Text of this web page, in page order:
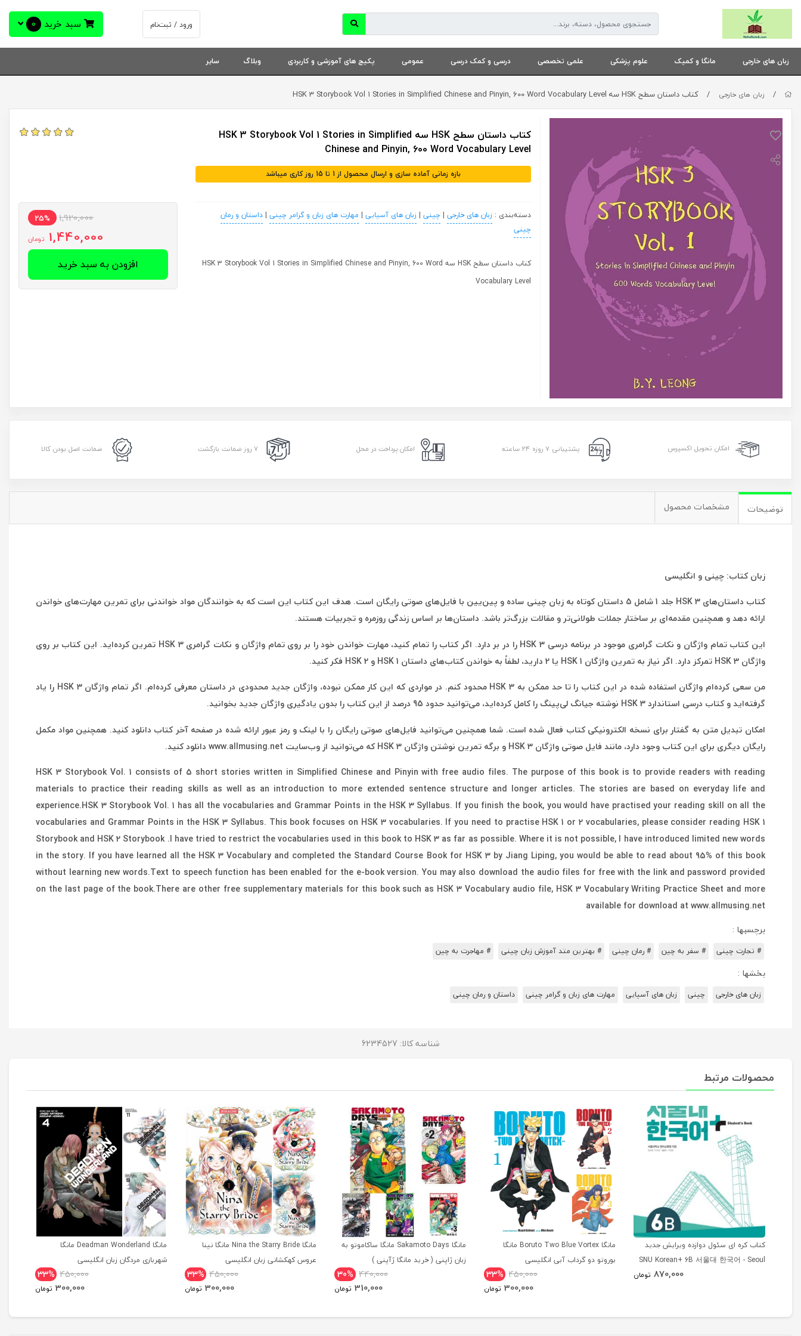
ورود / ثبت‌نام سبد خرید 0
زبان های خارجی مانگا و کمیک علوم پزشکی علمی تخصصی درسی و کمک درسی عمومی پکیج های آموزشی و کاربردی وبلاگ سایر
/ زبان های خارجی / کتاب داستان سطح HSK سه HSK 3 Storybook Vol 1 Stories in Simplified Chinese and Pinyin, 600 Word Vocabulary Level
کتاب داستان سطح HSK سه HSK 3 Storybook Vol 1 Stories in Simplified
Chinese and Pinyin, 600 Word Vocabulary Level
بازه زمانی آماده سازی و ارسال محصول از 1 تا 15 روز کاری میباشد
دسته‌بندی : زبان های خارجی | چینی | زبان های آسیایی | مهارت های زبان و گرامر چینی |داستان و رمان
چینی
کتاب داستان سطح HSK سه HSK 3 Storybook Vol 1 Stories in Simplified Chinese and Pinyin, 600 Word
Vocabulary Level
1,920,000
25%
1,440,000 تومان
افزودن به سبد خرید
امکان تحویل اکسپرس پشتیبانی ۷ روزه ۲۴ ساعته امکان پرداخت در محل ۷ روز ضمانت بازگشت ضمانت اصل بودن کالا
توضیحات مشخصات محصول
زبان کتاب: چینی و انگلیسی
کتاب داستان‌های HSK 3 جلد 1 شامل 5 داستان کوتاه به زبان چینی ساده و پین‌یین با فایل‌های صوتی رایگان است. هدف این کتاب این است که به خوانندگان مواد خواندنی برای تمرین مهارت‌های خواندن
ارائه دهد و همچنین مقدمه‌ای بر ساختار جملات طولانی‌تر و مقالات بزرگ‌تر باشد. داستان‌ها بر اساس زندگی روزمره و تجربیات هستند.
این کتاب تمام واژگان و نکات گرامری موجود در برنامه درسی HSK 3 را در بر دارد. اگر کتاب را تمام کنید، مهارت خواندن خود را بر روی تمام واژگان و نکات گرامری HSK 3 تمرین کرده‌اید. این کتاب بر روی
واژگان HSK 3 تمرکز دارد. اگر نیاز به تمرین واژگان HSK 1 یا 2 دارید، لطفاً به خواندن کتاب‌های داستان HSK 1 و HSK 2 فکر کنید.
من سعی کرده‌ام واژگان استفاده شده در این کتاب را تا حد ممکن به HSK 3 محدود کنم. در مواردی که این کار ممکن نبوده، واژگان جدید محدودی در داستان معرفی کرده‌ام. اگر تمام واژگان HSK 3 را یاد
گرفته‌اید و کتاب درسی استاندارد HSK 3 نوشته جیانگ لی‌پینگ را کامل کرده‌اید، می‌توانید حدود 95 درصد از این کتاب را بدون یادگیری واژگان جدید بخوانید.
امکان تبدیل متن به گفتار برای نسخه الکترونیکی کتاب فعال شده است. شما همچنین می‌توانید فایل‌های صوتی رایگان را با لینک و رمز عبور ارائه شده در صفحه آخر کتاب دانلود کنید. همچنین مواد مکمل
رایگان دیگری برای این کتاب وجود دارد، مانند فایل صوتی واژگان HSK 3 و برگه تمرین نوشتن واژگان HSK 3 که می‌توانید از وب‌سایت www.allmusing.net دانلود کنید.
HSK 3 Storybook Vol. 1 consists of 5 short stories written in Simplified Chinese and Pinyin with free audio files. The purpose of this book is to provide readers with reading
materials to practice their reading skills as well as an introduction to more extended sentence structure and longer articles. The stories are based on everyday life and
experience.HSK 3 Storybook Vol. 1 has all the vocabularies and Grammar Points in the HSK 3 Syllabus. If you finish the book, you would have practised your reading skill on all the
vocabularies and Grammar Points in the HSK 3 Syllabus. This book focuses on HSK 3 vocabularies. If you need to practise HSK 1 or 2 vocabularies, please consider reading HSK 1
Storybook and HSK 2 Storybook .I have tried to restrict the vocabularies used in this book to HSK 3 as far as possible. Where it is not possible, I have introduced limited new words
in the story. If you have learned all the HSK 3 Vocabulary and completed the Standard Course Book for HSK 3 by Jiang Liping, you would be able to read about 95% of this book
without learning new words.Text to speech function has been enabled for the e-book version. You may also download the audio files for free with the link and password provided
on the last page of the book.There are other free supplementary materials for this book such as HSK 3 Vocabulary audio file, HSK 3 Vocabulary Writing Practice Sheet and more
available for download at www.allmusing.net
برچسبها :
# تجارت چینی # سفر به چین # رمان چینی # بهترین متد آموزش زبان چینی # مهاجرت به چین
بخشها :
زبان های خارجی چینی زبان های آسیایی مهارت های زبان و گرامر چینی داستان و رمان چینی
شناسه کالا: 6234527
محصولات مرتبط
کتاب کره ای سئول دوازده ویرایش جدید
SNU Korean+ 6B 서울대 한국어 - Seoul
870,000 تومان
مانگا Boruto Two Blue Vortex مانگا
بوروتو دو گرداب آبی انگلیسی
33% 450,000
300,000 تومان
مانگا Sakamoto Days مانگا ساکاموتو به
زبان ژاپنی ( خرید مانگا ژآپنی )
30% 440,000
310,000 تومان
مانگا Nina the Starry Bride مانگا نینا
عروس کهکشانی زبان انگلیسی
33% 450,000
300,000 تومان
مانگا Deadman Wonderland مانگا
شهربازی مردگان زبان انگلیسی
33% 450,000
300,000 تومان